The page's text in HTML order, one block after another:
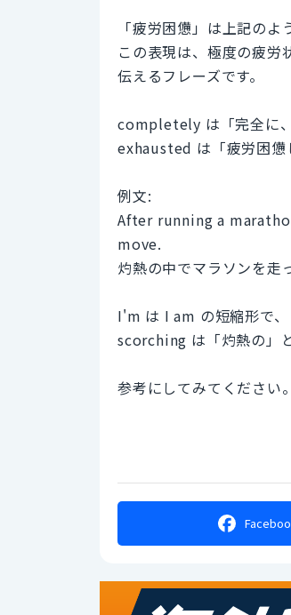
「疲労困憊」は上記のよ
この表現は、極度の疲労
伝えるフレーズです。
completely は「完全に、
exhausted は「疲労困憊
例文:
After running a
move.
灼熱の中でマラソンを走
I'm は I am の短縮形で、
scorching は「灼熱の」
参考にしてみてください。